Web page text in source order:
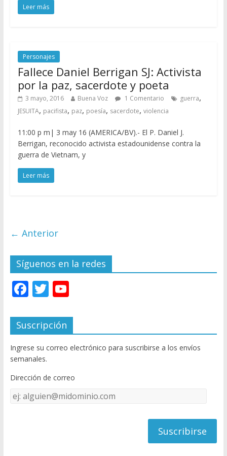
Leer más
Personajes
Fallece Daniel Berrigan SJ: Activista
por la paz, sacerdote y poeta
3 mayo, 2016 Buena Voz 1 Comentario guerra,
JESUITA, pacifista, paz, poesía, sacerdote, violencia
11:00 p m| 3 may 16 (AMERICA/BV).- El P. Daniel J.
Berrigan, reconocido activista estadounidense contra la
guerra de Vietnam, y
Leer más
← Anterior
Síguenos en la redes
F
e
b
o
o
k
T
itt
er
Y
u
T
u
e
C
Suscripción
Ingrese su correo electrónico para suscribirse a los envíos
semanales.
Dirección de correo
Dirección
de